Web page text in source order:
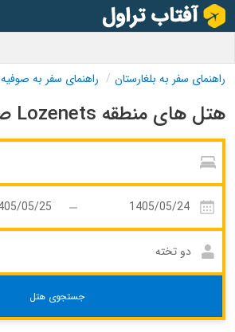
راهنمای سفر به بلغارستان راهنمای سفر به صوفیه
هتل های منطقه Lozenets صوفیه
جستجوی هتل